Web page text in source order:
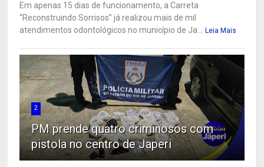
Em apenas 15 dias de funcionamento, a Carreta
“Reconstruindo Sorrisos” já realizou mais de mil
atendimentos odontológicos no município de Ja...
Leia Mais
2
PM prende quatro criminosos com
pistola no centro de Japeri